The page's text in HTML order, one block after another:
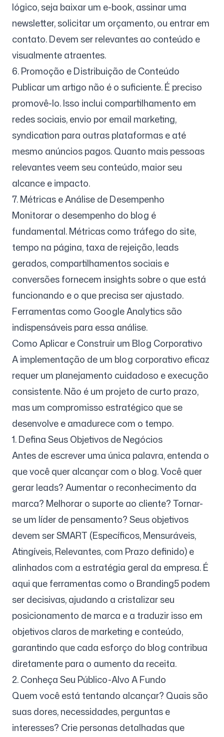
lógico, seja baixar um e-book, assinar uma
newsletter, solicitar um orçamento, ou entrar em
contato. Devem ser relevantes ao conteúdo e
visualmente atraentes.
6. Promoção e Distribuição de Conteúdo
Publicar um artigo não é o suficiente. É preciso
promovê-lo. Isso inclui compartilhamento em
redes sociais, envio por email marketing,
syndication para outras plataformas e até
mesmo anúncios pagos. Quanto mais pessoas
relevantes veem seu conteúdo, maior seu
alcance e impacto.
7. Métricas e Análise de Desempenho
Monitorar o desempenho do blog é
fundamental. Métricas como tráfego do site,
tempo na página, taxa de rejeição, leads
gerados, compartilhamentos sociais e
conversões fornecem insights sobre o que está
funcionando e o que precisa ser ajustado.
Ferramentas como Google Analytics são
indispensáveis para essa análise.
Como Aplicar e Construir um Blog Corporativo
A implementação de um blog corporativo eficaz
requer um planejamento cuidadoso e execução
consistente. Não é um projeto de curto prazo,
mas um compromisso estratégico que se
desenvolve e amadurece com o tempo.
1. Defina Seus Objetivos de Negócios
Antes de escrever uma única palavra, entenda o
que você quer alcançar com o blog. Você quer
gerar leads? Aumentar o reconhecimento da
marca? Melhorar o suporte ao cliente? Tornar-
se um líder de pensamento? Seus objetivos
devem ser SMART (Específicos, Mensuráveis,
Atingíveis, Relevantes, com Prazo definido) e
alinhados com a estratégia geral da empresa. É
aqui que ferramentas como o Branding5 podem
ser decisivas, ajudando a cristalizar seu
posicionamento de marca e a traduzir isso em
objetivos claros de marketing e conteúdo,
garantindo que cada esforço do blog contribua
diretamente para o aumento da receita.
2. Conheça Seu Público-Alvo A Fundo
Quem você está tentando alcançar? Quais são
suas dores, necessidades, perguntas e
interesses? Crie personas detalhadas que